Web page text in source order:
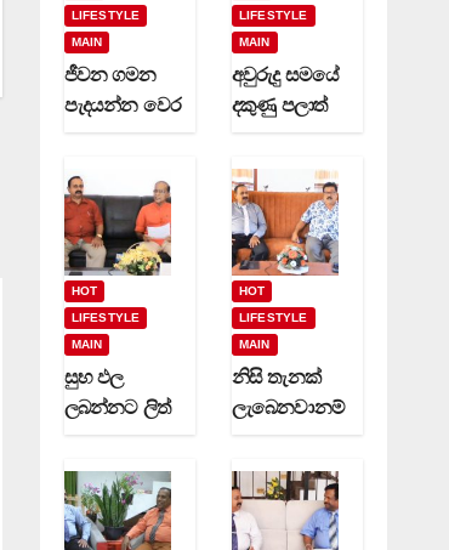
LIFESTYLE
MAIN
ජීවන ගමන
පැදයන්න වෙර
LIFESTYLE
MAIN
අවුරුදු සමයේ
දකුණු පලාත්
මෙහෙයුම්
ඒකකයෙන්
මත්
නිෂ්පාදනාගාර
20 ක් සමගින්
35 ක්
අත්අඩංගුට..
(photo)
(video)
HOT
LIFESTYLE
MAIN
සුභ ඵල
ලබන්නට ලිත්
නැකත් වලට
අවුරුදු
සමරන්න
HOT
LIFESTYLE
MAIN
නිසි තැනක්
ලැබෙනවානම්
කල හැකියි-
රංගන ශිල්පී
කුමාර